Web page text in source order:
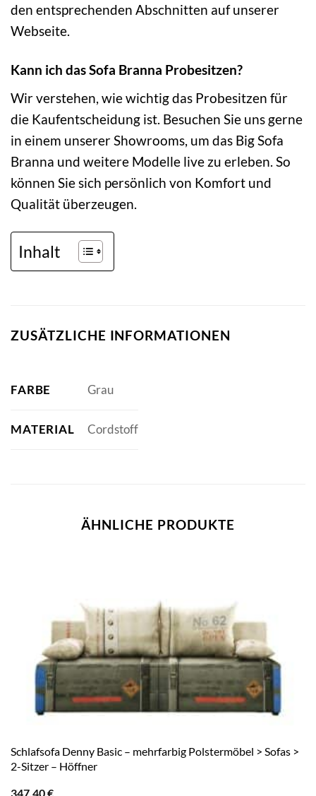
den entsprechenden Abschnitten auf unserer
Webseite.
Kann ich das Sofa Branna Probesitzen?
Wir verstehen, wie wichtig das Probesitzen für
die Kaufentscheidung ist. Besuchen Sie uns gerne
in einem unserer Showrooms, um das Big Sofa
Branna und weitere Modelle live zu erleben. So
können Sie sich persönlich von Komfort und
Qualität überzeugen.
Inhalt
ZUSÄTZLICHE INFORMATIONEN
FARBE Grau
MATERIAL Cordstoff
ÄHNLICHE PRODUKTE
Schlafsofa Denny Basic – mehrfarbig Polstermöbel > Sofas >
2-Sitzer – Höffner
347,40€